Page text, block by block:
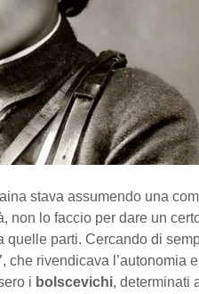
stava assumendo una
non lo faccio per dare un
parti. Cercando di
che rivendicava l’autonomia
i bolscevichi, determinati